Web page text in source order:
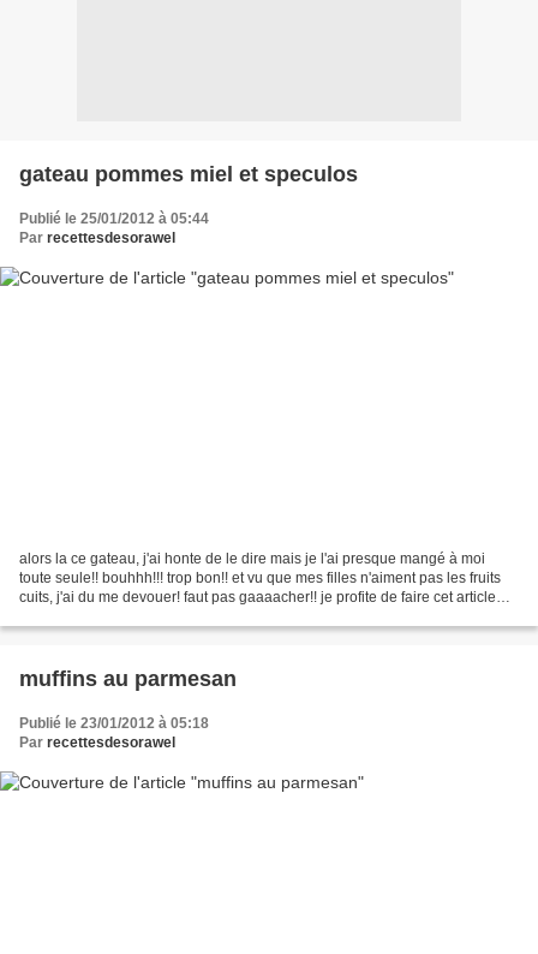
gateau pommes miel et speculos
Publié le 25/01/2012 à 05:44
Par recettesdesorawel
alors la ce gateau, j'ai honte de le dire mais je l'ai presque mangé à moi
toute seule!! bouhhh!!! trop bon!! et vu que mes filles n'aiment pas les fruits
cuits, j'ai du me devouer! faut pas gaaaacher!! je profite de faire cet article
muffins au parmesan
Publié le 23/01/2012 à 05:18
Par recettesdesorawel